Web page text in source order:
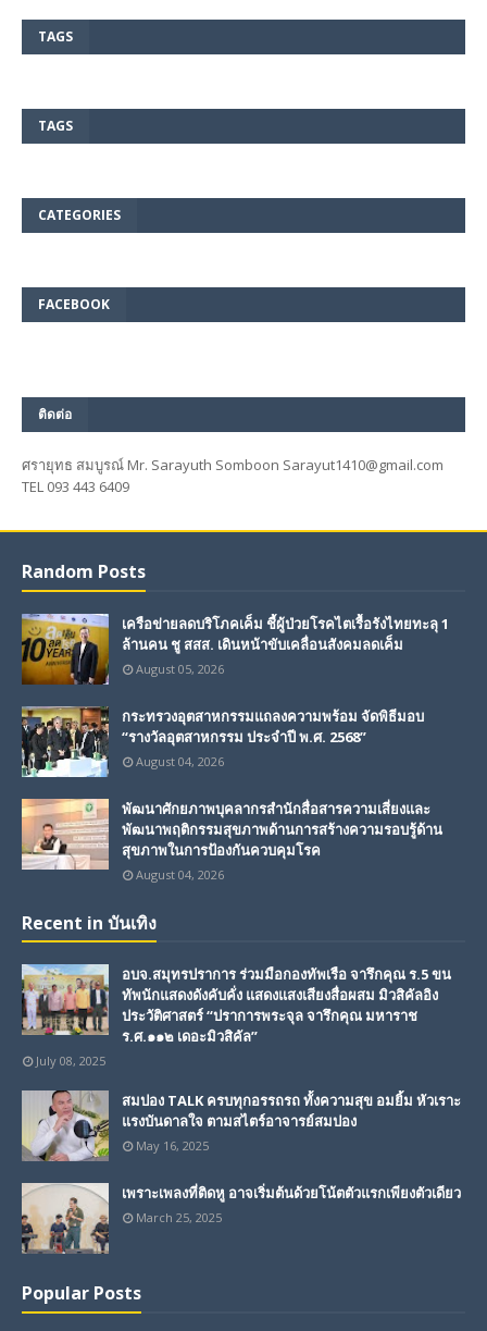
TAGS
TAGS
CATEGORIES
FACEBOOK
ติดต่อ
ศรายุทธ สมบูรณ์ Mr. Sarayuth Somboon Sarayut1410@gmail.com
TEL 093 443 6409
Random Posts
เครือข่ายลดบริโภคเค็ม ชี้ผู้ป่วยโรคไตเรื้อรังไทยทะลุ 1
ล้านคน ชู สสส. เดินหน้าขับเคลื่อนสังคมลดเค็ม
August 05, 2026
กระทรวงอุตสาหกรรมแถลงความพร้อม จัดพิธีมอบ
“รางวัลอุตสาหกรรม ประจำปี พ.ศ. 2568”
August 04, 2026
พัฒนาศักยภาพบุคลากรสำนักสื่อสารความเสี่ยงและ
พัฒนาพฤติกรรมสุขภาพด้านการสร้างความรอบรู้ด้าน
สุขภาพในการป้องกันควบคุมโรค
August 04, 2026
Recent in บันเทิง
อบจ.สมุทรปราการ ร่วมมือกองทัพเรือ จารึกคุณ ร.5 ขน
ทัพนักแสดงดังคับคั่ง แสดงแสงเสียงสื่อผสม มิวสิคัลอิง
ประวัติศาสตร์ “ปราการพระจุล จารึกคุณ มหาราช
ร.ศ.๑๑๒ เดอะมิวสิคัล”
July 08, 2025
สมปอง TALK ครบทุกอรรถรถ ทั้งความสุข อมยิ้ม หัวเราะ
แรงบันดาลใจ ตามสไตร์อาจารย์สมปอง
May 16, 2025
เพราะเพลงที่ติดหู อาจเริ่มต้นด้วยโน้ตตัวแรกเพียงตัวเดียว
March 25, 2025
Popular Posts